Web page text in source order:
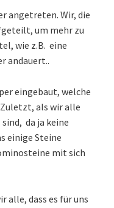
angetreten. Wir, die
um mehr zu
wie z.B. eine
andauert..
eingebaut, welche
als wir alle
da ja keine
einige Steine
mit sich
alle, dass es für uns